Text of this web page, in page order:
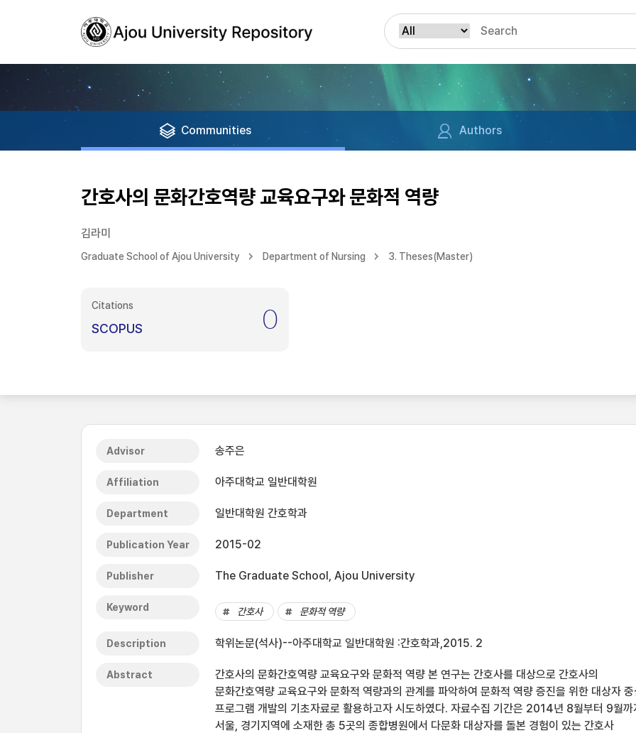
Communities Authors
간호사의 문화간호역량 교육요구와 문화적 역량
김라미
Graduate School of Ajou University Department of Nursing 3. Theses(Master)
Citations
SCOPUS 0
Advisor 송주은
Affiliation 아주대학교 일반대학원
Department 일반대학원 간호학과
Publication Year 2015-02
Publisher The Graduate School, Ajou University
Keyword 간호사 문화적 역량
Description 학위논문(석사)--아주대학교 일반대학원 :간호학과,2015. 2
Abstract
간호사의 문화간호역량 교육요구와 문화적 역량 본 연구는 간호사를 대상으로 간호사의
문화간호역량 교육요구와 문화적 역량과의 관계를 파악하여 문화적 역량 증진을 위한 대상자 중
프로그램 개발의 기초자료로 활용하고자 시도하였다. 자료수집 기간은 2014년 8월부터 9월까
서울, 경기지역에 소재한 총 5곳의 종합병원에서 다문화 대상자를 돌본 경험이 있는 간호사